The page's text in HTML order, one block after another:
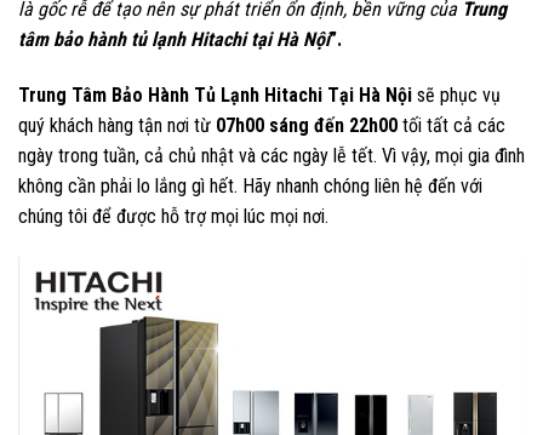
là gốc rễ để tạo nên sự phát triển ổn định, bền vững của Trung
tâm bảo hành tủ lạnh Hitachi tại Hà Nội”.
Trung Tâm Bảo Hành Tủ Lạnh Hitachi Tại Hà Nội sẽ phục vụ
quý khách hàng tận nơi từ 07h00 sáng đến 22h00 tối tất cả các
ngày trong tuần, cả chủ nhật và các ngày lễ tết. Vì vậy, mọi gia đình
không cần phải lo lắng gì hết. Hãy nhanh chóng liên hệ đến với
chúng tôi để được hỗ trợ mọi lúc mọi nơi.